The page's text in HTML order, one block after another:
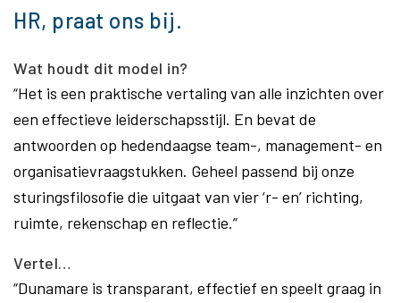
HR, praat ons bij.
Wat houdt dit model in?
“Het is een praktische vertaling van alle inzichten over
een effectieve leiderschapsstijl. En bevat de
antwoorden op hedendaagse team-, management- en
organisatievraagstukken. Geheel passend bij onze
sturingsfilosofie die uitgaat van vier ‘r- en’ richting,
ruimte, rekenschap en reflectie.”
Vertel…
“Dunamare is transparant, effectief en speelt graag in